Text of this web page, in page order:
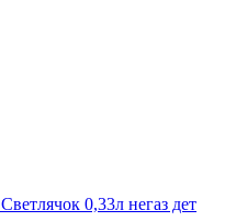
0,33л негаз дет